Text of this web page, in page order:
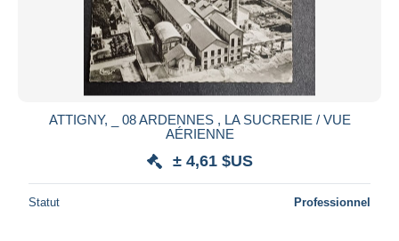
ATTIGNY, _ 08 ARDENNES , LA SUCRERIE / VUE
AÉRIENNE
± 4,61 $US
Statut Professionnel